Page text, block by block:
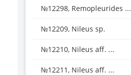
№12298, Remopleurides ...
№12209, Nileus sp.
№12210, Nileus aff. ...
№12211, Nileus aff. ...